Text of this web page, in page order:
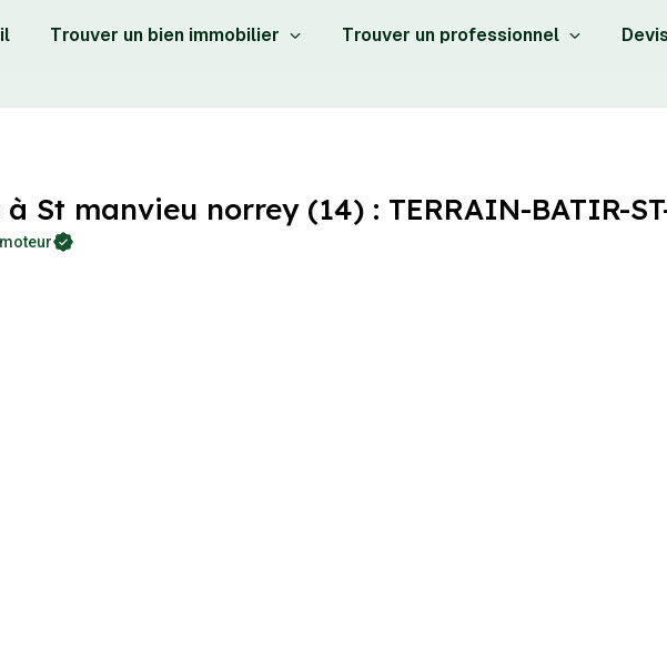
Trouver un bien immobilier Trouver un professionnel
St manvieu norrey (14) : TERRAIN-BATIR-